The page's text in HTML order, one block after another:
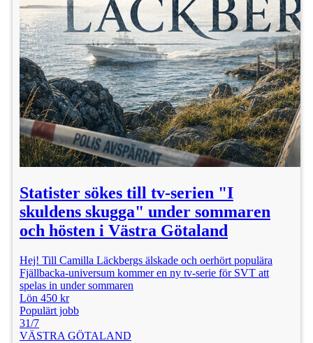
Statister sökes till tv-serien "I
skuldens skugga" under sommaren
och hösten i Västra Götaland
Hej! Till Camilla Läckbergs älskade och oerhört populära
Fjällbacka-universum kommer en ny tv-serie för SVT att
spelas in under sommaren
Lön 450 kr
Populärt jobb
31/7
VÄSTRA GÖTALAND